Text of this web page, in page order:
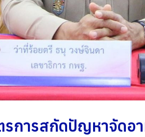
การสกัดปัญหาจัดอา